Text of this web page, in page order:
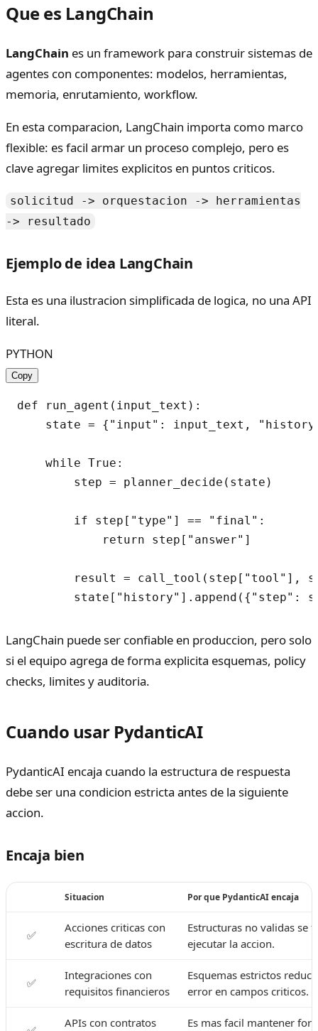
Que es LangChain
LangChain es un framework para construir sistemas de
agentes con componentes: modelos, herramientas,
memoria, enrutamiento, workflow.
En esta comparacion, LangChain importa como marco
flexible: es facil armar un proceso complejo, pero es
clave agregar limites explicitos en puntos criticos.
solicitud -> orquestacion -> herramientas
-> resultado
Ejemplo de idea LangChain
Esta es una ilustracion simplificada de logica, no una API
literal.
PYTHON
Copy
def run_agent(input_text):
state = {"input": input_text,
    while True:
        step = planner_decide(state)
        if step["type"] == "final":
            return step["answer"]
result = call_tool(step["tool"],
LangChain puede ser confiable en produccion, pero solo
si el equipo agrega de forma explicita esquemas, policy
checks, limites y auditoria.
Cuando usar PydanticAI
PydanticAI encaja cuando la estructura de respuesta
debe ser una condicion estricta antes de la siguiente
accion.
Encaja bien
Situacion Por que PydanticAI encaja
✅
Acciones criticas con
escritura de datos
Estructuras no validas se
ejecutar la accion.
✅
Integraciones con
requisitos financieros
Esquemas estrictos
error en campos criticos.
APIs con contratos Es mas facil mantener